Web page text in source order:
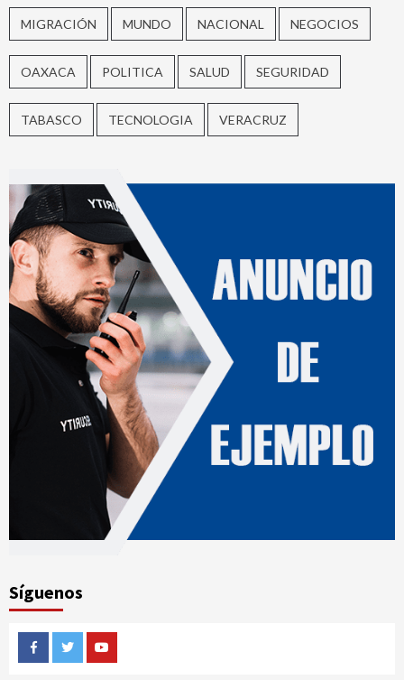
MIGRACIÓN MUNDO NACIONAL NEGOCIOS
OAXACA POLITICA SALUD SEGURIDAD
TABASCO TECNOLOGIA VERACRUZ
Síguenos
FacebookTwitterYoutube